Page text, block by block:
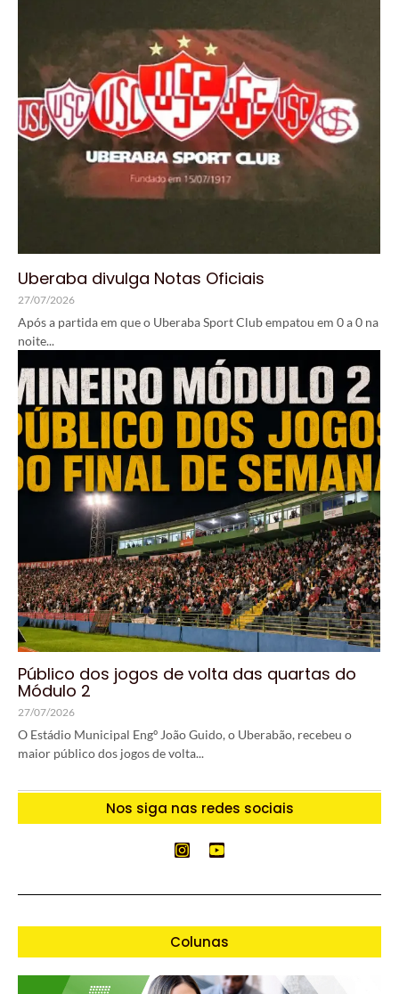
Uberaba divulga Notas Oficiais
27/07/2026
Após a partida em que o Uberaba Sport Club empatou em 0 a 0 na
noite...
Público dos jogos de volta das quartas do
Módulo 2
27/07/2026
O Estádio Municipal Engº João Guido, o Uberabão, recebeu o
maior público dos jogos de volta...
Nos siga nas redes sociais
Colunas